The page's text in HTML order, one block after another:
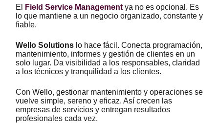
El Field Service Management ya no es opcional. Es
lo que mantiene a un negocio organizado, constante y
fiable.
Wello Solutions lo hace fácil. Conecta programación,
mantenimiento, informes y gestión de clientes en un
solo lugar. Da visibilidad a los responsables, claridad
a los técnicos y tranquilidad a los clientes.
Con Wello, gestionar mantenimiento y operaciones se
vuelve simple, sereno y eficaz. Así crecen las
empresas de servicios y entregan resultados
profesionales cada vez.